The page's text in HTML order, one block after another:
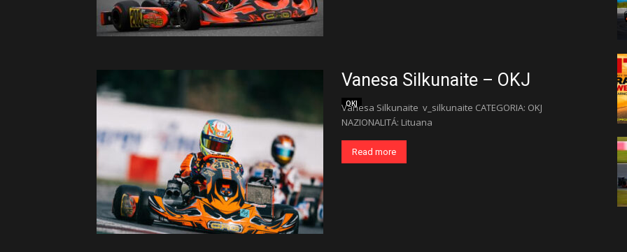
Vanesa Silkunaite – OKJ
OKJ
Vanesa Silkunaite v_silkunaite CATEGORIA: OKJ
NAZIONALITÁ: Lituana
Read more